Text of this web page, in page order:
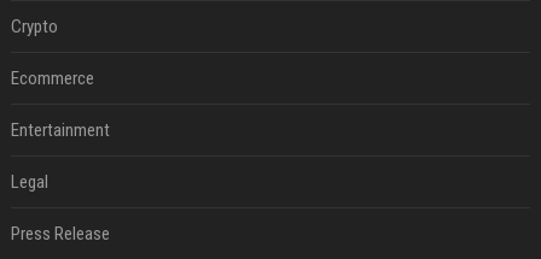
Crypto
Ecommerce
Entertainment
Legal
Press Release